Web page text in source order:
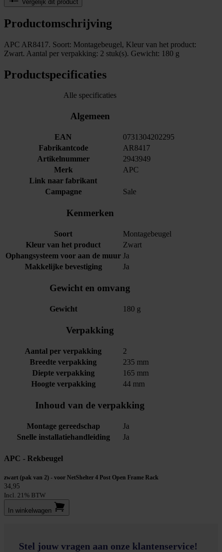
Vergelijk dit product
Productomschrijving
APC AR8417. Soort: Montagebeugel, Kleur van het product:
Zwart. Aantal per verpakking: 2 stuk(s). Gewicht: 180 g
Productspecificaties
Alle specificaties
Algemeen
EAN
0731304202295
Fabrikantcode
AR8417
Artikelnummer
2943949
Merk
APC
Link naar fabrikant
Campagne
Sale
Kenmerken
Soort
Montagebeugel
Kleur van het product
Zwart
Ophangsysteem voor aan de muur Ja
Makkelijke bevestiging
Ja
Gewicht en omvang
Gewicht 180 g
Verpakking
Aantal per verpakking
2
Breedte verpakking
235 mm
Diepte verpakking
165 mm
Hoogte verpakking
44 mm
Inhoud van de verpakking
Montage gereedschap
Ja
Snelle installatiehandleiding
Ja
APC - Rekbeugel
zwart (pak van 2) - voor NetShelter 4 Post Open Frame Rack
34,95
Incl. 21% BTW
In winkel­wagen
Stel jouw vragen aan onze klantenservice!